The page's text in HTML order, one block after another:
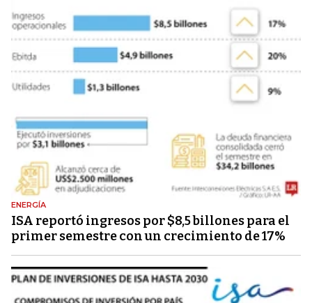
ENERGÍA
ISA reportó ingresos por $8,5 billones para el
primer semestre con un crecimiento de 17%